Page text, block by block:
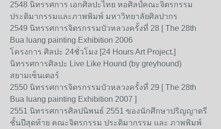
2548 นิทรรศการ เอกศิลปะไทย หอศิลป์คณะจิตรกรรม
ประติมากรรมและภาพพิมพ์ มหาวิทยาลัยศิลปากร
2549 นิทรรศการจิตรกรรมบัวหลวงครั้งที่ 28 [ The 28th
Bua luang painting Exhibition 2006
โครงการ ศิลปะ 24ชั่วโมง [24 Hours Art Project.]
นิทรรศการศิลปะ Live Like Hound (by greyhound)
สยามเซ็นเตอร์
2550 นิทรรศการจิตรกรรมบัวหลวงครั้งที่ 29 [ The 28th
Bua luang painting Exhibition 2007 ]
2551 นิทรรศการศิลปนิพนธ์ 2551 ของนักศึกษาปริญญาตรี
ชั้นปีสุดท้าย คณะจิตรกรรม ประติมากรรม และ ภาพพิมพ์